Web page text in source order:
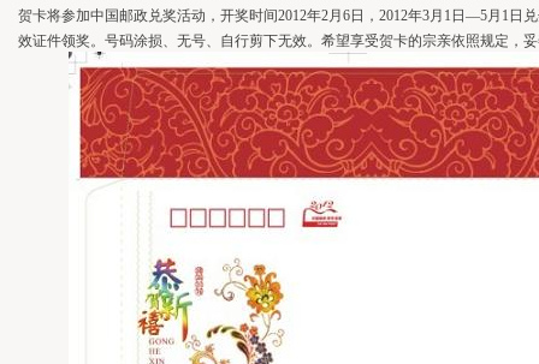
贺卡将参加中国邮政兑奖活动，开奖时间2012年2月6日，2012年3月1日—5月1日
效证件领奖。号码涂损、无号、自行剪下无效。希望享受贺卡的宗亲依照规定，